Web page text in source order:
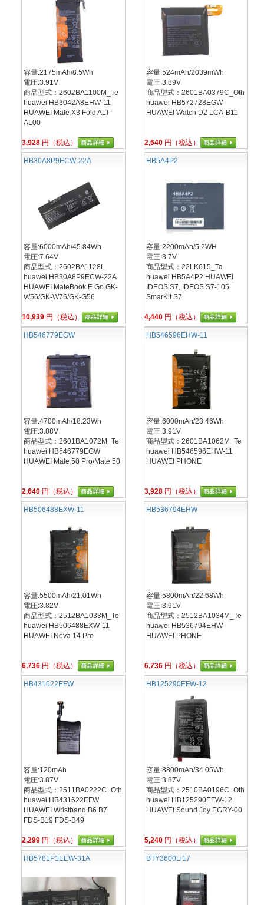
容量:2175mAh/8.5Wh
電圧:3.91V
商品型式：2602BA1100M_Te
huawei HB3042A8EHW-11
HUAWEI Mate X3 Fold ALT-
AL00
3,928 円（税込）
容量:524mAh/2039mWh
電圧:3.89V
商品型式：2601BA0379C_Oth
huawei HB572728EGW
HUAWEI Watch D2 LCA-B11
2,640 円（税込）
HB30A8P9ECW-22A
容量:6000mAh/45.84Wh
電圧:7.64V
商品型式：2602BA1128L
huawei HB30A8P9ECW-22A
HUAWEI MateBook E Go GK-
W56/GK-W76/GK-G56
10,939 円（税込）
HB5A4P2
容量:2200mAh/5.2WH
電圧:3.7V
商品型式：22LK615_Ta
huawei HB5A4P2 HUAWEI
IDEOS S7, IDEOS S7-105,
SmarKit S7
4,440 円（税込）
HB546779EGW
容量:4700mAh/18.23Wh
電圧:3.88V
商品型式：2601BA1072M_Te
huawei HB546779EGW
HUAWEI Mate 50 Pro/Mate 50
2,640 円（税込）
HB546596EHW-11
容量:6000mAh/23.46Wh
電圧:3.91V
商品型式：2601BA1062M_Te
huawei HB546596EHW-11
HUAWEI PHONE
3,928 円（税込）
HB506488EXW-11
容量:5500mAh/21.01Wh
電圧:3.82V
商品型式：2512BA1033M_Te
huawei HB506488EXW-11
HUAWEI Nova 14 Pro
6,736 円（税込）
HB536794EHW
容量:5800mAh/22.68Wh
電圧:3.91V
商品型式：2512BA1034M_Te
huawei HB536794EHW
HUAWEI PHONE
6,736 円（税込）
HB431622EFW
容量:120mAh
電圧:3.87V
商品型式：2511BA0222C_Oth
huawei HB431622EFW
HUAWEI Wristband B6 B7
FDS-B19 FDS-B49
2,299 円（税込）
HB125290EFW-12
容量:8800mAh/34.05Wh
電圧:3.87V
商品型式：2510BA0196C_Oth
huawei HB125290EFW-12
HUAWEI Sound Joy EGRY-00
5,240 円（税込）
HB5781P1EEW-31A BTY3600Li17